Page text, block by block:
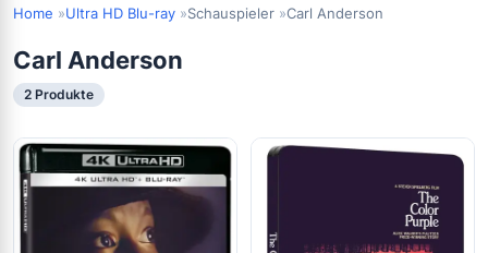
Home Ultra HD Blu-ray Schauspieler Carl Anderson
Carl Anderson
2 Produkte